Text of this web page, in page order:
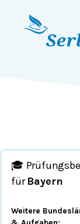
Springe zum
🎓
für Bayern
Weitere